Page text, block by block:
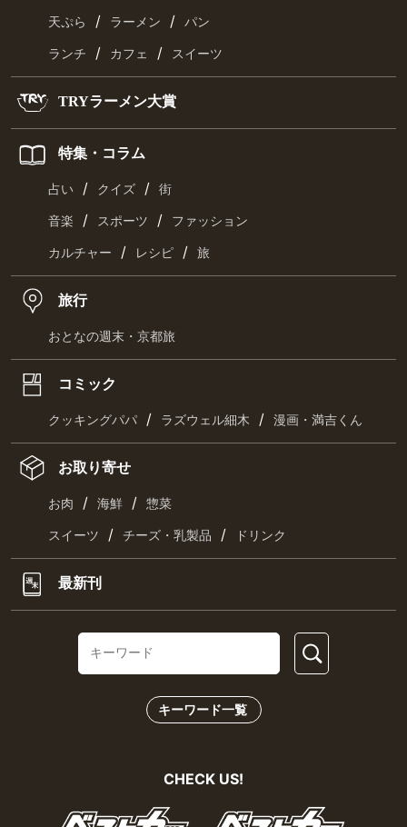
天ぷら / ラーメン / パン
ランチ / カフェ / スイーツ
TRYラーメン大賞
特集・コラム
占い / クイズ / 街
音楽 / スポーツ / ファッション
カルチャー / レシピ / 旅
旅行
おとなの週末・京都旅
コミック
クッキングパパ / ラズウェル細木 / 漫画・満吉くん
お取り寄せ
お肉 / 海鮮 / 惣菜
スイーツ / チーズ・乳製品 / ドリンク
最新刊
キーワード一覧
CHECK US!